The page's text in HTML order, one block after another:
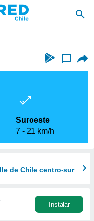
...
Suroeste
7
21 km/h
de Chile centro-sur
Instalar